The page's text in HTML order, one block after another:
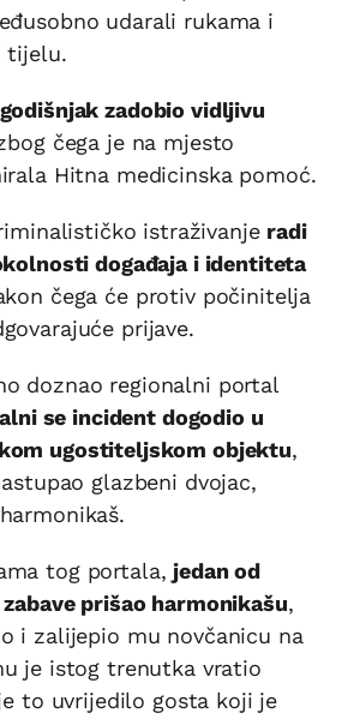
udarali rukama i
tijelu.
zadobio vidljivu
čega je na mjesto
Hitna medicinska pomoć.
istraživanje radi
događaja i identiteta
čega će protiv počinitelja
prijave.
doznao regionalni portal
se incident dogodio u
ugostiteljskom objektu,
glazbeni dvojac,
tog portala,jedan od
prišao harmonikašu,
i zalijepio mu novčanicu na
je istog trenutka vratio
to uvrijedilo gosta koji je